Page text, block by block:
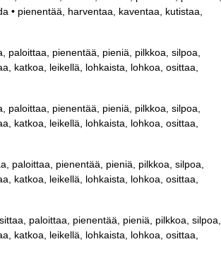
• pienentää, harventaa, kaventaa, kutistaa,
pienentää, pieniä, pilkkoa, silpoa,
katkoa, leikellä, lohkaista, lohkoa, osittaa,
pienentää, pieniä, pilkkoa, silpoa,
katkoa, leikellä, lohkaista, lohkoa, osittaa,
paloittaa, pienentää, pieniä, pilkkoa, silpoa,
katkoa, leikellä, lohkaista, lohkoa, osittaa,
paloittaa, pienentää, pieniä, pilkkoa, silpoa,
katkoa, leikellä, lohkaista, lohkoa, osittaa,